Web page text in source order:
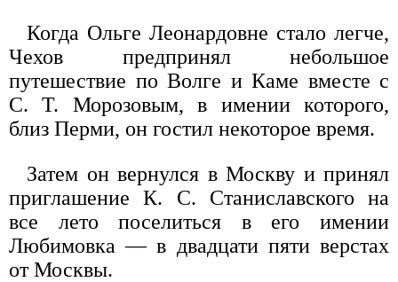
Когда Ольге Леонардовне стало легче,
Чехов предпринял небольшое
путешествие по Волге и Каме вместе с
С. Т. Морозовым, в имении которого,
близ Перми, он гостил некоторое время.
Затем он вернулся в Москву и принял
приглашение К. С. Станиславского на
все лето поселиться в его имении
Любимовка — в двадцати пяти верстах
от Москвы.